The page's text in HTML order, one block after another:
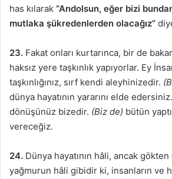
has kılarak “Andolsun, eğer bizi
mutlaka şükredenlerden olacağız”
23. Fakat onları kurtarınca, bir de
haksız yere taşkınlık yapıyorlar. Ey
taşkınlığınız, sırf kendi aleyhinizedir.
dünya hayatının yararını elde
dönüşünüz bizedir. (Biz de) bütün
vereceğiz.
24. Dünya hayatının hâli, ancak
yağmurun hâli gibidir ki, insanların ve